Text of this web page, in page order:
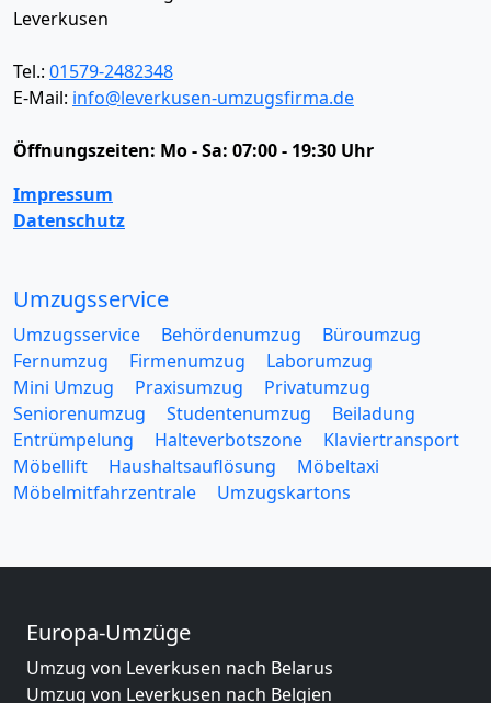
Leverkusen
Tel.: 01579-2482348
E-Mail: info@leverkusen-umzugsfirma.de
Öffnungszeiten: Mo - Sa: 07:00 - 19:30 Uhr
Impressum
Datenschutz
Umzugsservice
Umzugsservice Behördenumzug
Büroumzug
Fernumzug
Firmenumzug
Laborumzug
Mini Umzug
Praxisumzug
Privatumzug
Seniorenumzug
Studentenumzug
Beiladung
Entrümpelung
Halteverbotszone
Klaviertransport
Möbellift
Haushaltsauflösung
Möbeltaxi
Möbelmitfahrzentrale
Umzugskartons
Europa-Umzüge
Umzug von Leverkusen nach Belarus
Umzug von Leverkusen nach Belgien